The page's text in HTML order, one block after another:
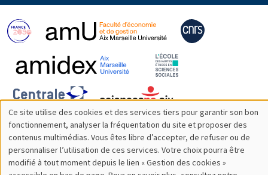
Utilisation
des
données
Ce site utilise des cookies et des services tiers pour garantir son bon
fonctionnement, analyser la fréquentation du site et proposer des
contenus multimédias. Vous êtes libre d’accepter, de refuser ou de
personnaliser l’utilisation de ces services. Votre choix pourra être
modifié à tout moment depuis le lien « Gestion des cookies »